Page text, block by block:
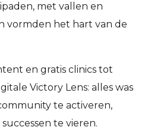
met vallen en
vormden het hart van de
en gratis clinics tot
Victory Lens: alles was
te activeren,
te vieren.